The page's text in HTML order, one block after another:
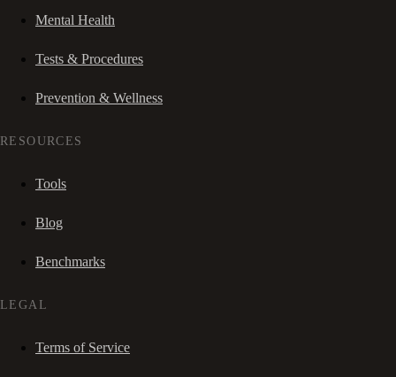
Mental Health
Tests & Procedures
Prevention & Wellness
RESOURCES
Tools
Blog
Benchmarks
LEGAL
Terms of Service